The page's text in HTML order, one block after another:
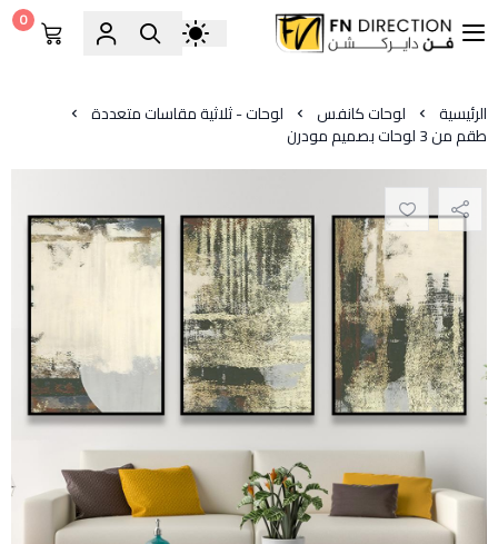
فن دايركشن
0
الرئيسية لوحات كانفس لوحات - ثلاثية مقاسات متعددة
طقم من 3 لوحات بصميم مودرن